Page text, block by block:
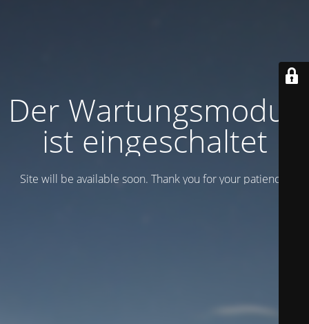
Der Wartungsmodus
ist eingeschaltet
Site will be available soon. Thank you for your patience!